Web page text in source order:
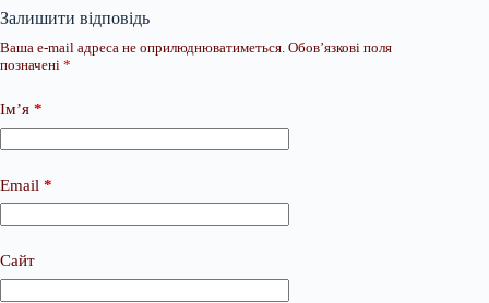
Залишити відповідь
Ваша e-mail адреса не оприлюднюватиметься. Обов’язкові поля
позначені *
Ім’я *
Email *
Сайт